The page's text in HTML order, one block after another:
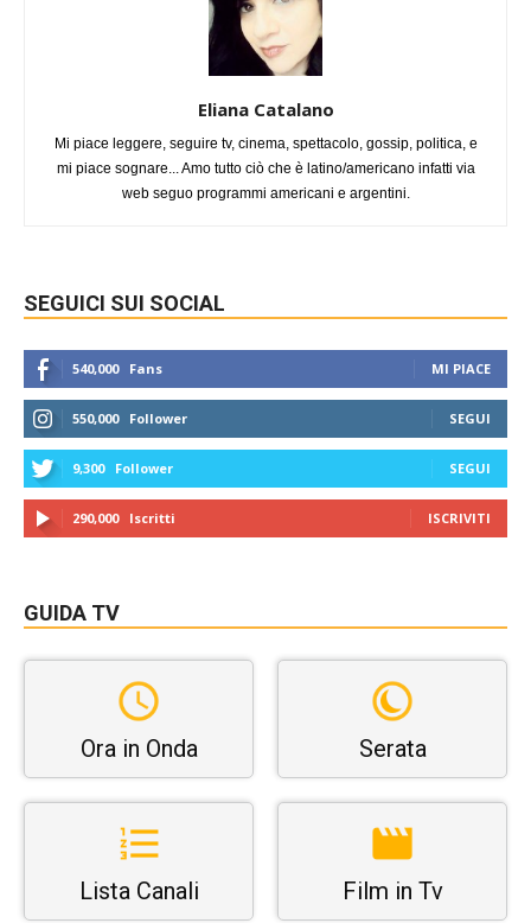
Eliana Catalano
Mi piace leggere, seguire tv, cinema, spettacolo, gossip, politica, e
mi piace sognare... Amo tutto ciò che è latino/americano infatti via
web seguo programmi americani e argentini.
SEGUICI SUI SOCIAL
540,000 Fans MI PIACE
550,000 Follower SEGUI
9,300 Follower SEGUI
290,000 Iscritti ISCRIVITI
GUIDA TV
Ora in Onda Serata
Lista Canali Film in Tv